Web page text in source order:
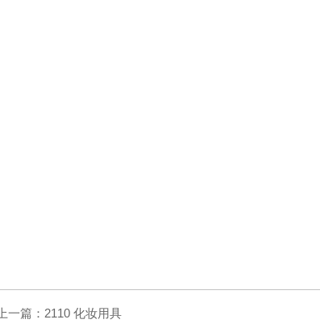
上一篇： 2110 化妆用具